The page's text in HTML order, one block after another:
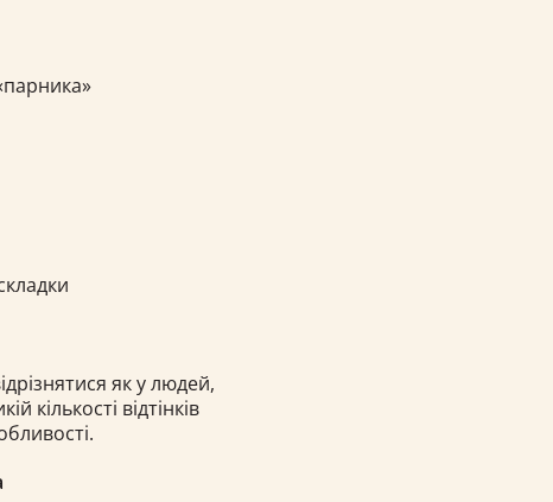
як у людей,
кількості відтінків